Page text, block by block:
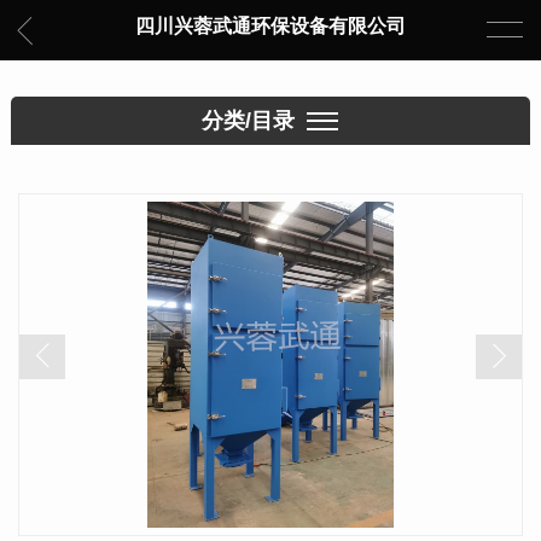
四川兴蓉武通环保设备有限公司
分类/目录